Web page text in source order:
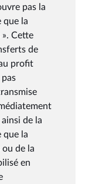
pas la
que la
Cette
de
profit
de la
que la
de la
en